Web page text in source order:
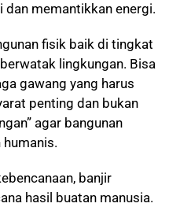
memantikkan energi.
fisik baik di tingkat
lingkungan. Bisa
gawang yang harus
penting dan bukan
agar bangunan
humanis.
banjir
hasil buatan manusia.